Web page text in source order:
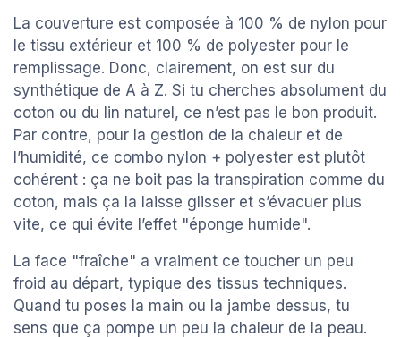
La couverture est composée à 100 % de nylon pour
le tissu extérieur et 100 % de polyester pour le
remplissage. Donc, clairement, on est sur du
synthétique de A à Z. Si tu cherches absolument du
coton ou du lin naturel, ce n’est pas le bon produit.
Par contre, pour la gestion de la chaleur et de
l’humidité, ce combo nylon + polyester est plutôt
cohérent : ça ne boit pas la transpiration comme du
coton, mais ça la laisse glisser et s’évacuer plus
vite, ce qui évite l’effet "éponge humide".
La face "fraîche" a vraiment ce toucher un peu
froid au départ, typique des tissus techniques.
Quand tu poses la main ou la jambe dessus, tu
sens que ça pompe un peu la chaleur de la peau.